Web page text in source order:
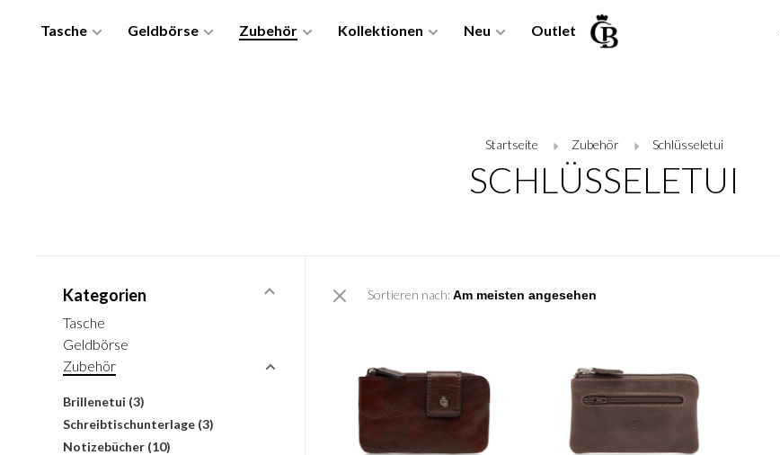
Tasche Geldbörse Zubehör Kollektionen Neu Outlet
Startseite Zubehör Schlüsseletui
SCHLÜSSELETUI
Kategorien
Tasche
Geldbörse
Zubehör
Brillenetui (3)
Schreibtischunterlage (3)
Notizebücher (10)
Sortieren nach: